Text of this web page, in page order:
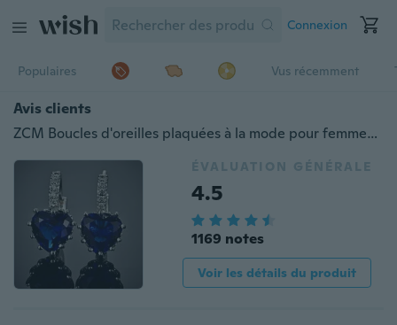
Connexion
Populaires Vus récemment
Avis clients
ZCM Boucles d'oreilles plaquées à la mode pour femmes Boucles d'oreilles à levier en forme de cœur en cristal bleu saphir
ÉVALUATION GÉNÉRALE
4.5
1169 notes
Voir les détails du produit